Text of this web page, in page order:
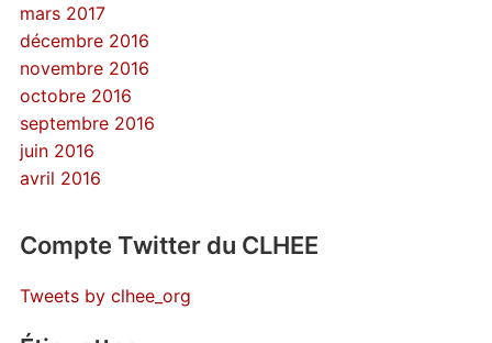
mars 2017
décembre 2016
novembre 2016
octobre 2016
septembre 2016
juin 2016
avril 2016
Compte Twitter du CLHEE
Tweets by clhee_org